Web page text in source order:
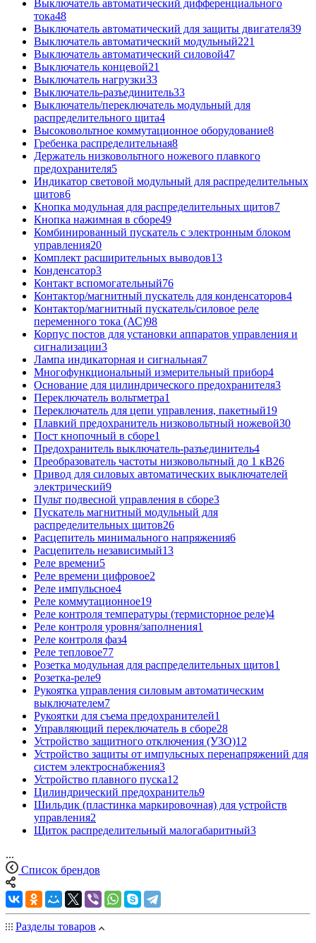
Выключатель автоматический дифференциального
тока48
Выключатель автоматический для защиты двигателя39
Выключатель автоматический модульный221
Выключатель автоматический силовой47
Выключатель концевой21
Выключатель нагрузки33
Выключатель-разъединитель33
Выключатель/переключатель модульный для
распределительного щита4
Высоковольтное коммутационное оборудование8
Гребенка распределительная8
Держатель низковольтного ножевого плавкого
предохранителя5
Индикатор световой модульный для распределительных
щитов6
Кнопка модульная для распределительных щитов7
Кнопка нажимная в сборе49
Комбинированный пускатель с электронным блоком
управления20
Комплект расширительных выводов13
Конденсатор3
Контакт вспомогательный76
Контактор/магнитный пускатель для конденсаторов4
Контактор/магнитный пускатель/силовое реле
переменного тока (АС)98
Корпус постов для установки аппаратов управления и
сигнализации3
Лампа индикаторная и сигнальная7
Многофункциональный измерительный прибор4
Основание для цилиндрического предохранителя3
Переключатель вольтметра1
Переключатель для цепи управления, пакетный19
Плавкий предохранитель низковольтный ножевой30
Пост кнопочный в сборе1
Предохранитель выключатель-разъединитель4
Преобразователь частоты низковольтный до 1 кВ26
Привод для силовых автоматических выключателей
электрический9
Пульт подвесной управления в сборе3
Пускатель магнитный модульный для
распределительных щитов26
Расцепитель минимального напряжения6
Расцепитель независимый13
Реле времени5
Реле времени цифровое2
Реле импульсное4
Реле коммутационное19
Реле контроля температуры (термисторное реле)4
Реле контроля уровня/заполнения1
Реле контроля фаз4
Реле тепловое77
Розетка модульная для распределительных щитов1
Розетка-реле9
Рукоятка управления силовым автоматическим
выключателем7
Рукоятки для съема предохранителей1
Управляющий переключатель в сборе28
Устройство защитного отключения (УЗО)12
Устройство защиты от импульсных перенапряжений для
систем электроснабжения3
Устройство плавного пуска12
Цилиндрический предохранитель9
Шильдик (пластинка маркировочная) для устройств
управления2
Щиток распределительный малогабаритный3
...
Список брендов
Разделы товаров